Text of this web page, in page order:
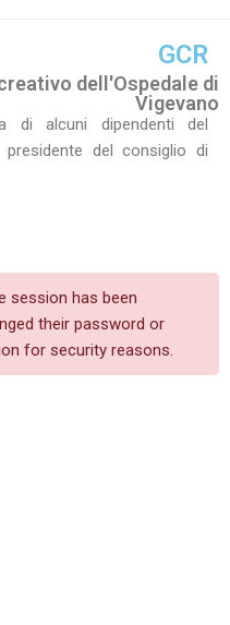
GCR
dell'Ospedale di
Vigevano
di alcuni dipendenti del
del consiglio di
session has been
their password or
for security reasons.